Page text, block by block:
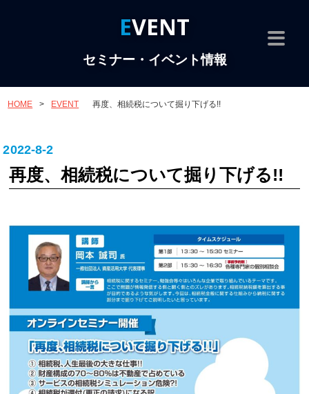
EVENT
セミナー・イベント情報
HOME > EVENT 再度、相続税について掘り下げる!!
2022-8-2
再度、相続税について掘り下げる!!